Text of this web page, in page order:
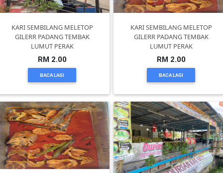
KARI SEMBILANG MELETOP
GILERR PADANG TEMBAK
LUMUT PERAK
RM 2.00
BACA LAGI
KARI SEMBILANG MELETOP
GILERR PADANG TEMBAK
LUMUT PERAK
RM 2.00
BACA LAGI
MAKANAN(25)
PERNIAGAAN(41)
ELEKTRONIK(5)
SUKAN/HOBI(2)